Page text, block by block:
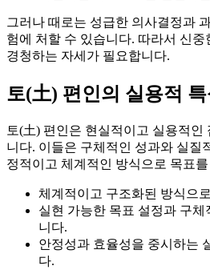
그러나 때로는 성급한 의사결정과
험에 처할 수 있습니다. 따라서 신
경청하는 자세가 필요합니다.
토(土) 편인의 실용적 특
토(土) 편인은 현실적이고 실용적인
니다. 이들은 구체적인 성과와 실질
정적이고 체계적인 방식으로 목표
체계적이고 구조화된 방식으
실현 가능한 목표 설정과 구
니다.
안정성과 효율성을 중시하는
다.